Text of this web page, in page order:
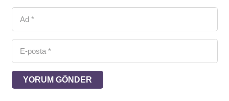
YORUM GÖNDER